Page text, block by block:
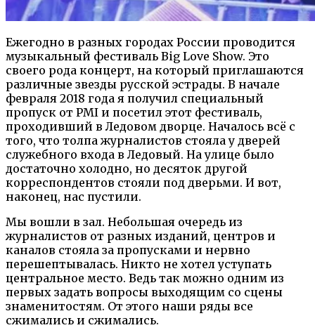
Ежегодно в разных городах России проводится
музыкальный фестиваль Big Love Show. Это
своего рода концерт, на который приглашаются
различные звезды русской эстрады. В начале
февраля 2018 года я получил специальный
пропуск от PMI и посетил этот фестиваль,
проходивший в Ледовом дворце. Началось всё с
того, что толпа журналистов стояла у дверей
служебного входа в Ледовый. На улице было
достаточно холодно, но десяток другой
корреспондентов стояли под дверьми. И вот,
наконец, нас пустили.
Мы вошли в зал. Небольшая очередь из
журналистов от разных изданий, центров и
каналов стояла за пропусками и нервно
перешептывалась. Никто не хотел уступать
центральное место. Ведь так можно одним из
первых задать вопросы выходящим со сцены
знаменитостям. От этого наши ряды все
сжимались и сжимались.